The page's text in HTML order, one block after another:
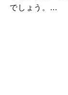
でしょう。...